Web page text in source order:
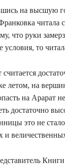
на высшую
читала
что руки
условия, то
считается
летом, на
на Арарат
достаточно
это не
и